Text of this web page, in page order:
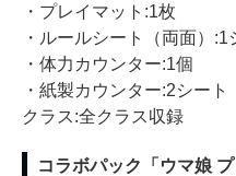
・プレイマット:1枚
・ルールシート（両面）:1
・体力カウンター:1個
・紙製カウンター:2シート
クラス:全クラス収録
コラボパック「ウマ娘